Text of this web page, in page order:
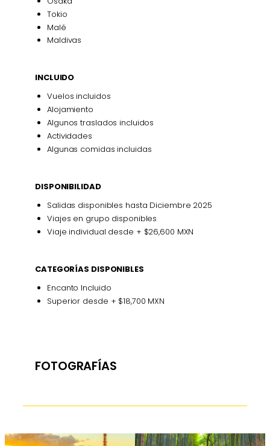
Tokio
Malé
Maldivas
INCLUIDO
Vuelos incluidos
Alojamiento
Algunos traslados incluidos
Actividades
Algunas comidas incluidas
DISPONIBILIDAD
Salidas disponibles hasta Diciembre 2025
Viajes en grupo disponibles
Viaje individual desde + $26,600 MXN
CATEGORÍAS DISPONIBLES
Encanto Incluido
Superior desde + $18,700 MXN
FOTOGRAFÍAS